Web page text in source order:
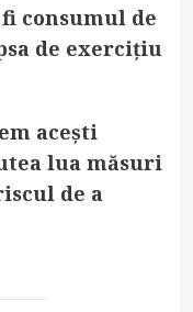
consumul de
de exercițiu
acești
lua măsuri
de a